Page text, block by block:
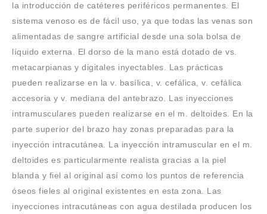
la introducción de catéteres periféricos permanentes. El
sistema venoso es de fácil uso, ya que todas las venas son
alimentadas de sangre artificial desde una sola bolsa de
líquido externa. El dorso de la mano está dotado de vs.
metacarpianas y digitales inyectables. Las prácticas
pueden realizarse en la v. basílica, v. cefálica, v. cefálica
accesoria y v. mediana del antebrazo. Las inyecciones
intramusculares pueden realizarse en el m. deltoides. En la
parte superior del brazo hay zonas preparadas para la
inyección intracutánea. La inyección intramuscular en el m.
deltoides es particularmente realista gracias a la piel
blanda y fiel al original así como los puntos de referencia
óseos fieles al original existentes en esta zona. Las
inyecciones intracutáneas con agua destilada producen los